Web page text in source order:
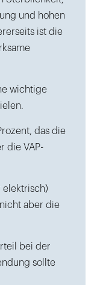
und hohen
ist die
wichtige
das die
die VAP-
elektrisch)
aber die
bei der
sollte